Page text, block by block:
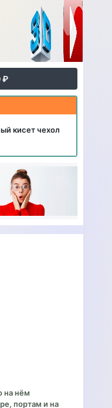
₽
кисет чехол
на нём
портам и на